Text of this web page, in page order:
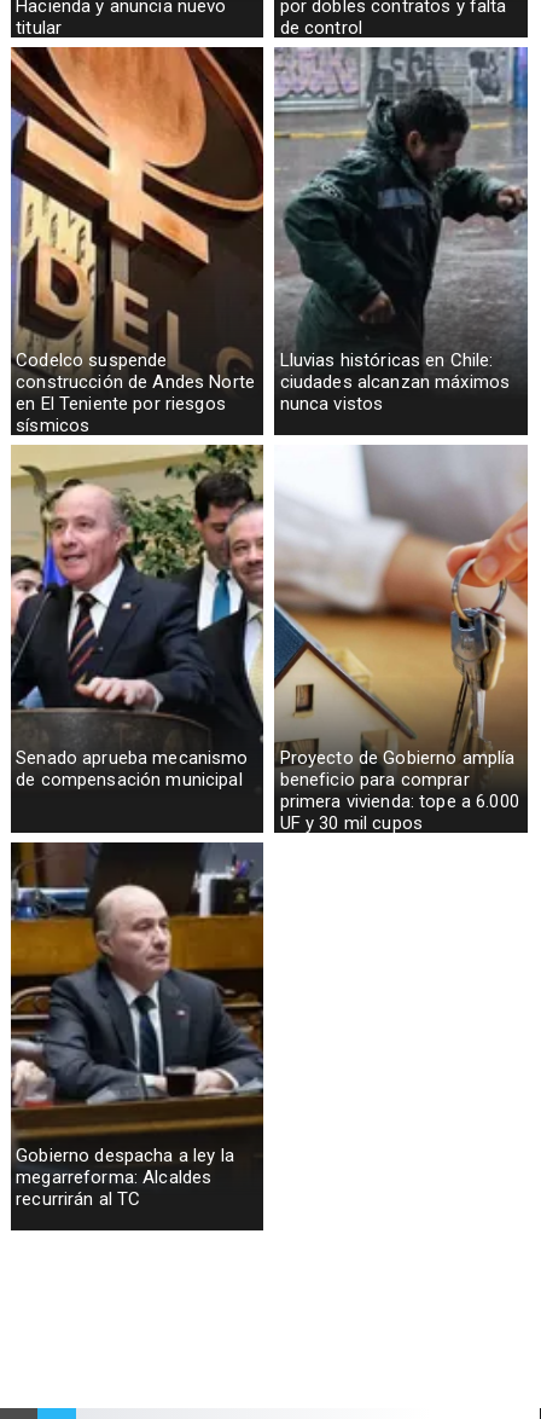
Hacienda y anuncia nuevo
titular
por dobles contratos y falta
de control
Codelco suspende
construcción de Andes Norte
en El Teniente por riesgos
sísmicos
Lluvias históricas en Chile:
ciudades alcanzan máximos
nunca vistos
Senado aprueba mecanismo
de compensación municipal
Proyecto de Gobierno amplía
beneficio para comprar
primera vivienda: tope a 6.000
UF y 30 mil cupos
Gobierno despacha a ley la
megarreforma: Alcaldes
recurrirán al TC